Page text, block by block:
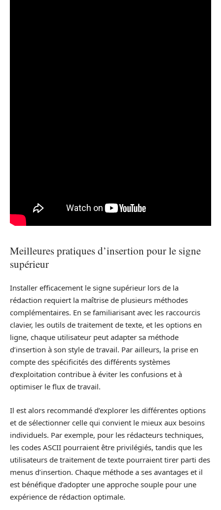
Meilleures pratiques d’insertion pour le signe
supérieur
Installer efficacement le signe supérieur lors de la
rédaction requiert la maîtrise de plusieurs méthodes
complémentaires. En se familiarisant avec les raccourcis
clavier, les outils de traitement de texte, et les options en
ligne, chaque utilisateur peut adapter sa méthode
d’insertion à son style de travail. Par ailleurs, la prise en
compte des spécificités des différents systèmes
d’exploitation contribue à éviter les confusions et à
optimiser le flux de travail.
Il est alors recommandé d’explorer les différentes options
et de sélectionner celle qui convient le mieux aux besoins
individuels. Par exemple, pour les rédacteurs techniques,
les codes ASCII pourraient être privilégiés, tandis que les
utilisateurs de traitement de texte pourraient tirer parti des
menus d’insertion. Chaque méthode a ses avantages et il
est bénéfique d’adopter une approche souple pour une
expérience de rédaction optimale.